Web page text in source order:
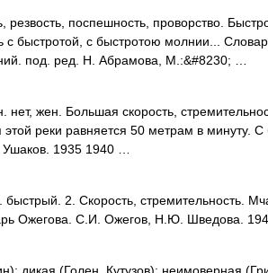
поспешность, проворство.
быстротой, с быстротою молнии...
под. ред. Н. Абрамова, М.:&#8230; …
жен. Большая скорость,
реки равняется 50 метрам в минуту. С
1935 1940 …
2. Скорость, стремительность.
Ожегова. С.И. Ожегов, Н.Ю. Шведова.